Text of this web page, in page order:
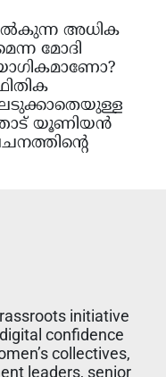
അധിക
മോദി
യൂണിയൻ
initiative
confidence
collectives,
leaders, senior